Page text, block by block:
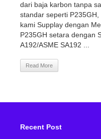
dari baja karbon tanpa
standar seperti
kami Supplay dengan
P235GH setara dengan
A192/ASME SA192 ...
Read More
Recent Post